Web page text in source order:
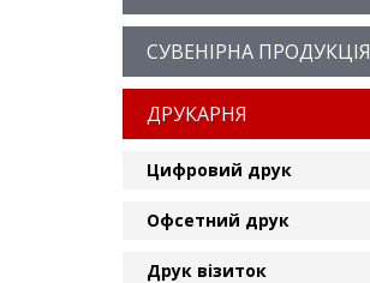
СУВЕНІРНА ПРОДУКЦІЯ
ДРУКАРНЯ
Цифровий друк
Офсетний друк
Друк візиток